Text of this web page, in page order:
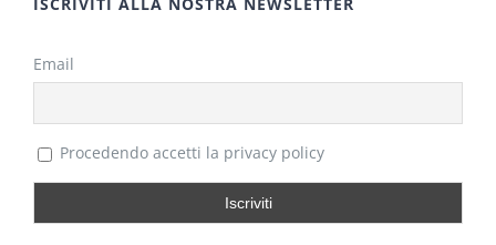
ISCRIVITI ALLA NOSTRA NEWSLETTER
Email
Procedendo accetti la privacy policy